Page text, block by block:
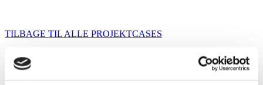
TILBAGE TIL ALLE PROJEKTCASES
Hvad skal jeg (patienten) i dag? –